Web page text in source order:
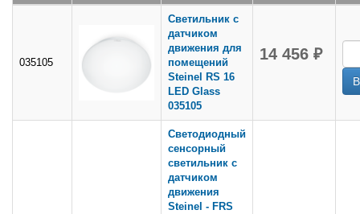
035105
Светильник с
датчиком
движения для
помещений
Steinel RS 16
LED Glass
035105
14 456 ₽
Светодиодный
сенсорный
светильник с
датчиком
движения
Steinel - FRS